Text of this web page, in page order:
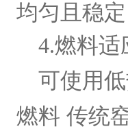
均匀且稳
4.燃料适
可使用
燃料 传统